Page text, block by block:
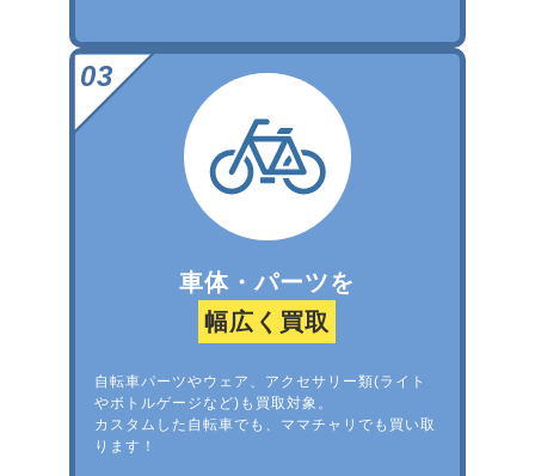
車体・パーツを
幅広く買取
自転車パーツやウェア、アクセサリー類(ライト
やボトルゲージなど)も買取対象。
カスタムした自転車でも、ママチャリでも買い取
ります！